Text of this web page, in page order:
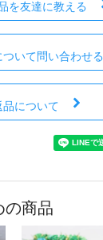
を友達に教える
ついて問い合わせる
品について
の商品